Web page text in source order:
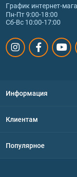
График
Пн-Пт 9:00-18:00
Сб-Вс 10:00-17:00
Информация
Политика
Клиентам
Популярное